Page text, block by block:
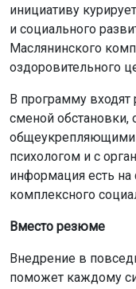
инициативу
и социального
Маслянинского
оздоровительного
В программу
сменой
общеукрепляющими
психологом и с
информация есть на
комплексного
Вместо резюме
Внедрение в
поможет каждому